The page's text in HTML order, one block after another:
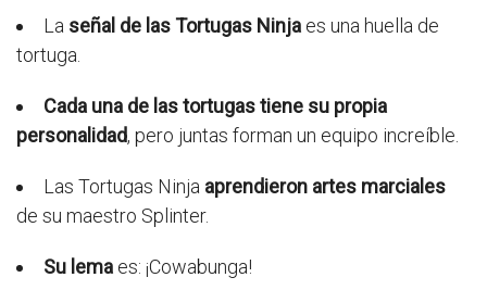
La señal de las Tortugas Ninja es una huella de
tortuga.
Cada una de las tortugas tiene su propia
personalidad, pero juntas forman un equipo increíble.
Las Tortugas Ninja aprendieron artes marciales
de su maestro Splinter.
Su lema es: ¡Cowabunga!